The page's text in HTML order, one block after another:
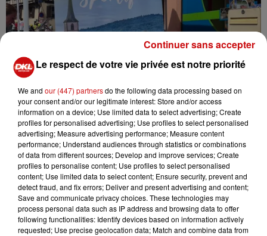
LE PAYS DE BARR AU SLOWUP
Il a échappé aux averses orageuses. Le slowUp Alsace a
retrouvé son public hier sur la route des vins.
Le respect de votre vie privée est notre priorité
We and our (447) partnersdo the following data processing based on
your consent and/or our legitimate interest: Store and/or access
information on a device; Use limited data to select advertising; Create
profiles for personalised advertising; Use profiles to select personalised
advertising; Measure advertising performance; Measure content
performance; Understand audiences through statistics or combinations
of data from different sources; Develop and improve services; Create
profiles to personalise content; Use profiles to select personalised
content; Use limited data to select content; Ensure security, prevent and
detect fraud, and fix errors; Deliver and present advertising and content;
Save and communicate privacy choices. These technologies may
process personal data such as IP address and browsing data to offer
following functionalities: Identify devices based on information actively
requested; Use precise geolocation data; Match and combine data from
Continuer sans accepter